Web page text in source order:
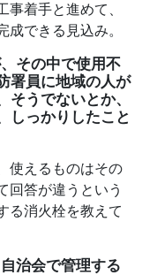
着手と進めて、
できる見込み。
その中で使用不
署員に地域の人が
うでないとか、
しっかりしたこと
使えるものはその
回答が違うという
る消火栓を教えて
治会で管理する